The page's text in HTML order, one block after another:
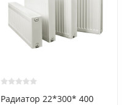
Радиатор 22*300* 400